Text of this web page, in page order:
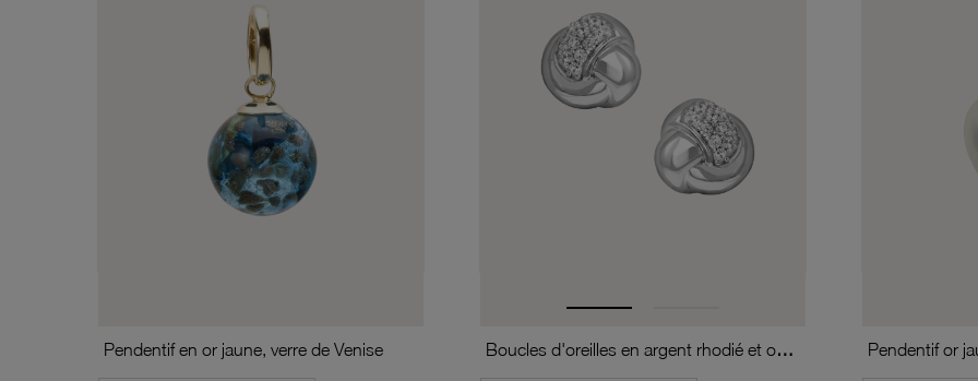
Pendentif en or jaune, verre de Venise Boucles d'oreilles en argent rhodié et oxydes de zirconium Pendentif or